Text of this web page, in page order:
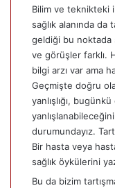
Bilim ve teknikteki
sağlık alanında da
geldiği bu noktada
ve görüşler farklı.
bilgi arzı var ama
Geçmişte doğru
yanlışlığı,
durumundayız.
Bir hasta veya
sağlık öykülerini
Bu da bizim